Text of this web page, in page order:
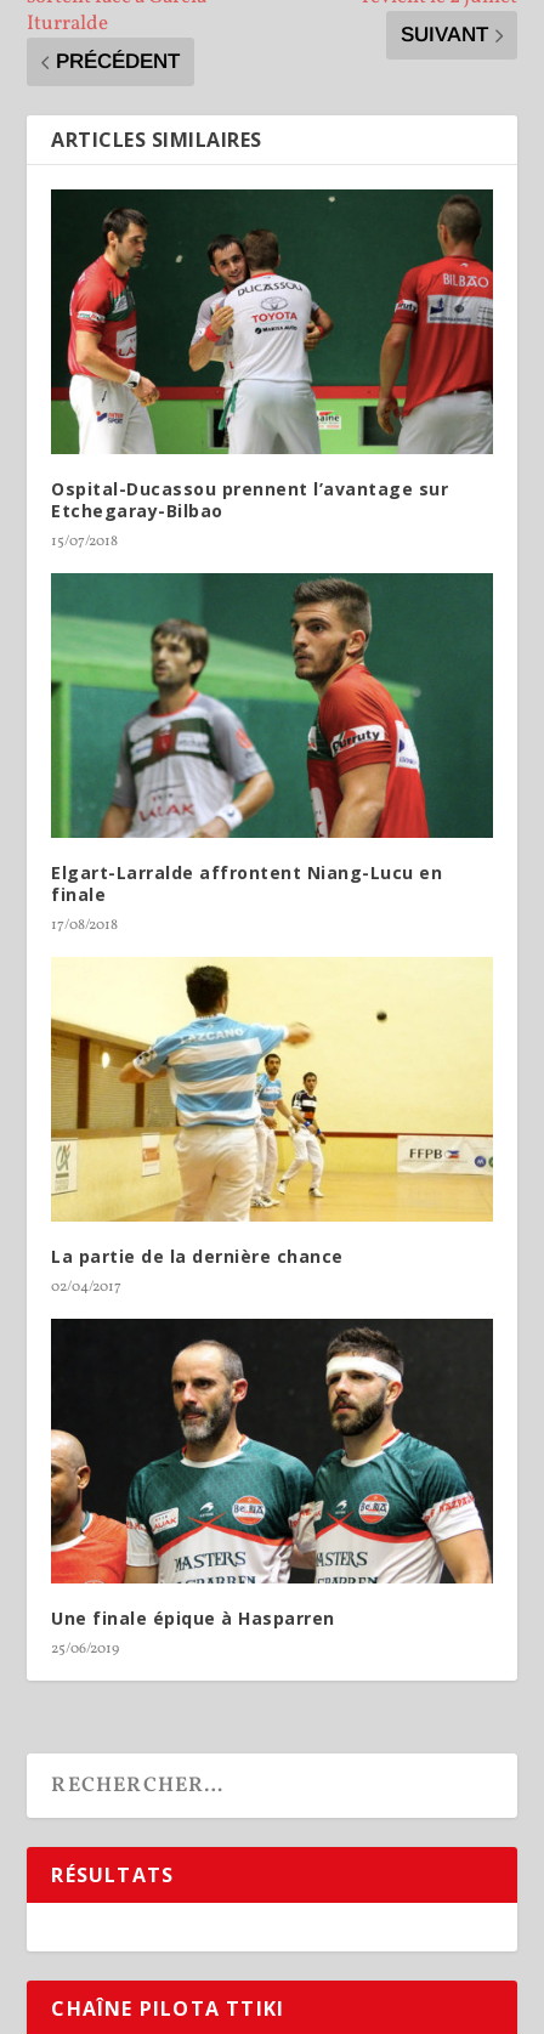
Iturralde
PRÉCÉDENT
SUIVANT
ARTICLES SIMILAIRES
Ospital-Ducassou prennent l’avantage sur
Etchegaray-Bilbao
15/07/2018
Elgart-Larralde affrontent Niang-Lucu en
finale
17/08/2018
La partie de la dernière chance
02/04/2017
Une finale épique à Hasparren
25/06/2019
RÉSULTATS
CHAÎNE PILOTA TTIKI